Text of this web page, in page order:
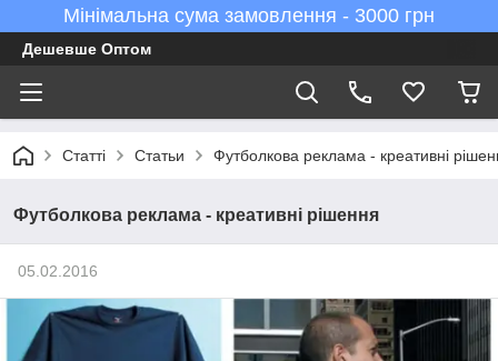
Мінімальна сума замовлення - 3000 грн
Дешевше Оптом
Статті Статьи Футболкова реклама - креативні
Футболкова реклама - креативні рішення
05.02.2016